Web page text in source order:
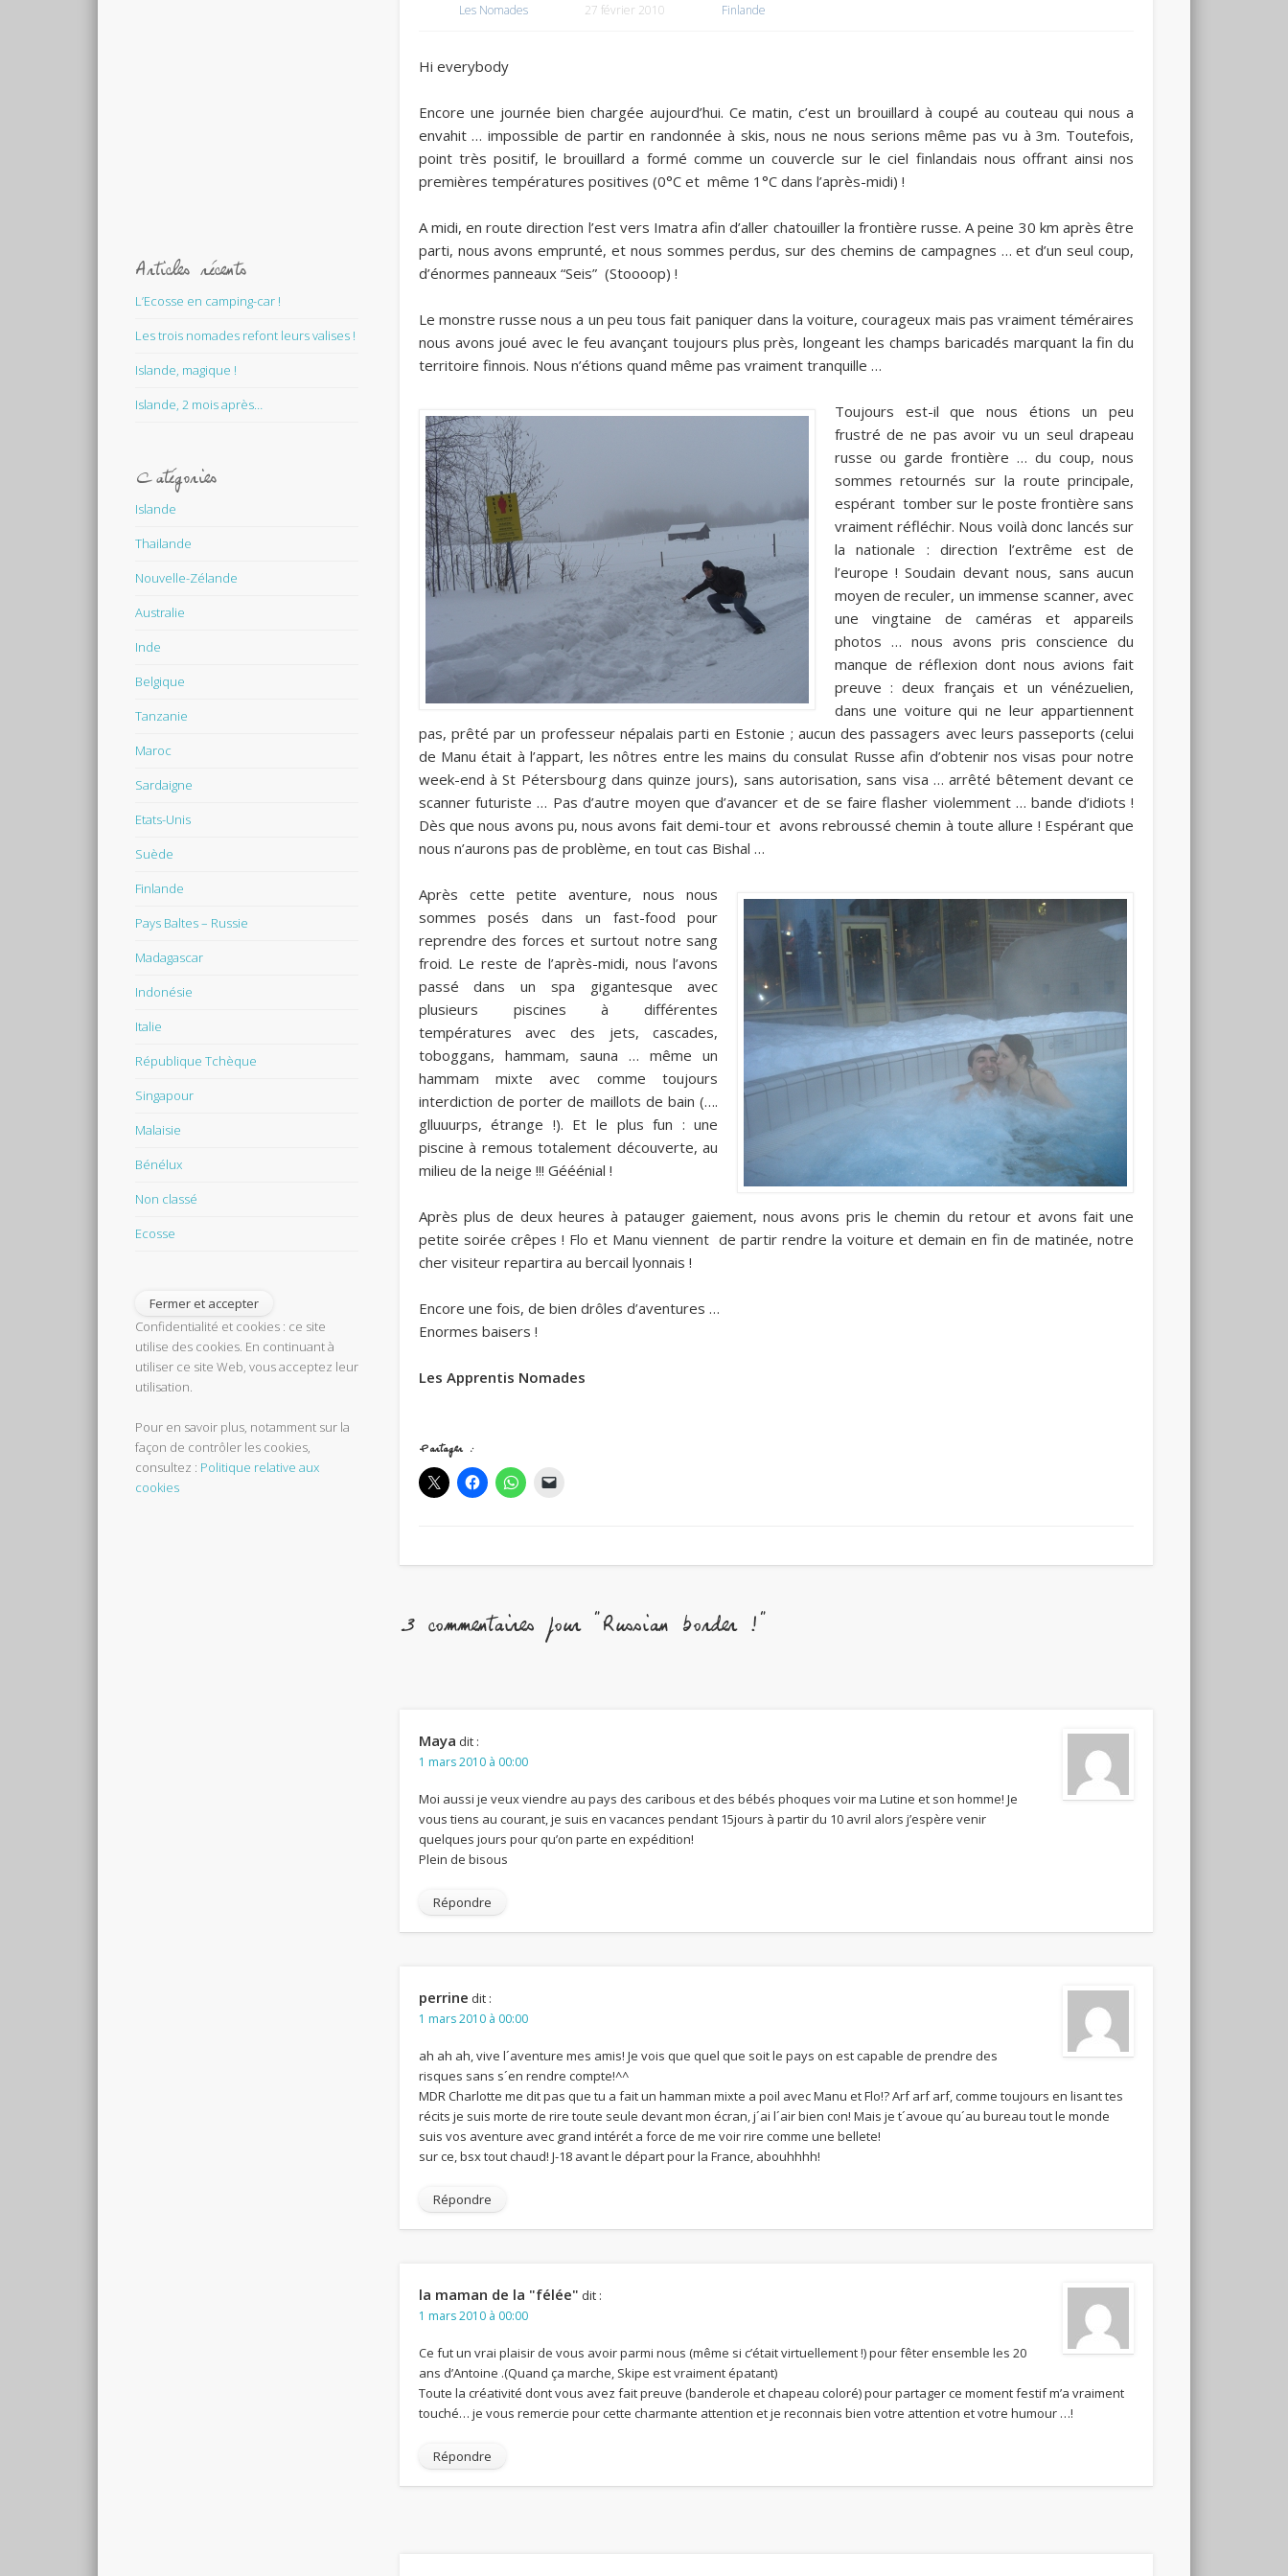
Les Nomades 27 février 2010 Finlande
Hi everybody
Encore une journée bien chargée aujourd’hui. Ce matin, c’est un brouillard à coupé au couteau qui nous a
envahit … impossible de partir en randonnée à skis, nous ne nous serions même pas vu à 3m. Toutefois,
point très positif, le brouillard a formé comme un couvercle sur le ciel finlandais nous offrant ainsi nos
premières températures positives (0°C et même 1°C dans l’après-midi) !
A midi, en route direction l’est vers Imatra afin d’aller chatouiller la frontière russe. A peine 30 km après être
parti, nous avons emprunté, et nous sommes perdus, sur des chemins de campagnes … et d’un seul coup,
d’énormes panneaux “Seis” (Stoooop) !
Le monstre russe nous a un peu tous fait paniquer dans la voiture, courageux mais pas vraiment téméraires
nous avons joué avec le feu avançant toujours plus près, longeant les champs baricadés marquant la fin du
territoire finnois. Nous n’étions quand même pas vraiment tranquille …
Toujours est-il que nous étions un peu
frustré de ne pas avoir vu un seul drapeau
russe ou garde frontière … du coup, nous
sommes retournés sur la route principale,
espérant tomber sur le poste frontière sans
vraiment réfléchir. Nous voilà donc lancés sur
la nationale : direction l’extrême est de
l’europe ! Soudain devant nous, sans aucun
moyen de reculer, un immense scanner, avec
une vingtaine de caméras et appareils
photos … nous avons pris conscience du
manque de réflexion dont nous avions fait
preuve : deux français et un vénézuelien,
dans une voiture qui ne leur appartiennent
pas, prêté par un professeur népalais parti en Estonie ; aucun des passagers avec leurs passeports (celui
de Manu était à l’appart, les nôtres entre les mains du consulat Russe afin d’obtenir nos visas pour notre
week-end à St Pétersbourg dans quinze jours), sans autorisation, sans visa … arrêté bêtement devant ce
scanner futuriste … Pas d’autre moyen que d’avancer et de se faire flasher violemment … bande d’idiots !
Dès que nous avons pu, nous avons fait demi-tour et avons rebroussé chemin à toute allure ! Espérant que
nous n’aurons pas de problème, en tout cas Bishal …
Après cette petite aventure, nous nous
sommes posés dans un fast-food pour
reprendre des forces et surtout notre sang
froid. Le reste de l’après-midi, nous l’avons
passé dans un spa gigantesque avec
plusieurs piscines à différentes
températures avec des jets, cascades,
toboggans, hammam, sauna … même un
hammam mixte avec comme toujours
interdiction de porter de maillots de bain (….
glluuurps, étrange !). Et le plus fun : une
piscine à remous totalement découverte, au
milieu de la neige !!! Gééénial !
Après plus de deux heures à patauger gaiement, nous avons pris le chemin du retour et avons fait une
petite soirée crêpes ! Flo et Manu viennent de partir rendre la voiture et demain en fin de matinée, notre
cher visiteur repartira au bercail lyonnais !
Encore une fois, de bien drôles d’aventures …
Enormes baisers !
Les Apprentis Nomades
Partager :
3 commentaires pour "Russian border !"
Maya dit :
1 mars 2010 à 00:00
Moi aussi je veux viendre au pays des caribous et des bébés phoques voir ma Lutine et son homme! Je
vous tiens au courant, je suis en vacances pendant 15jours à partir du 10 avril alors j’espère venir
quelques jours pour qu’on parte en expédition!
Plein de bisous
Répondre
perrine dit :
1 mars 2010 à 00:00
ah ah ah, vive l´aventure mes amis! Je vois que quel que soit le pays on est capable de prendre des
risques sans s´en rendre compte!^^
MDR Charlotte me dit pas que tu a fait un hamman mixte a poil avec Manu et Flo!? Arf arf arf, comme toujours en lisant tes
récits je suis morte de rire toute seule devant mon écran, j´ai l´air bien con! Mais je t´avoue qu´au bureau tout le monde
suis vos aventure avec grand intérét a force de me voir rire comme une bellete!
sur ce, bsx tout chaud! J-18 avant le départ pour la France, abouhhhh!
Répondre
la maman de la "félée" dit :
1 mars 2010 à 00:00
Ce fut un vrai plaisir de vous avoir parmi nous (même si c’était virtuellement !) pour fêter ensemble les 20
ans d’Antoine .(Quand ça marche, Skipe est vraiment épatant)
Toute la créativité dont vous avez fait preuve (banderole et chapeau coloré) pour partager ce moment festif m’a vraiment
touché… je vous remercie pour cette charmante attention et je reconnais bien votre attention et votre humour …!
Répondre
Articles récents
L’Ecosse en camping-car !
Les trois nomades refont leurs valises !
Islande, magique !
Islande, 2 mois après…
Catégories
Islande
Thailande
Nouvelle-Zélande
Australie
Inde
Belgique
Tanzanie
Maroc
Sardaigne
Etats-Unis
Suède
Finlande
Pays Baltes – Russie
Madagascar
Indonésie
Italie
République Tchèque
Singapour
Malaisie
Bénélux
Non classé
Ecosse
Confidentialité et cookies : ce site
utilise des cookies. En continuant à
utiliser ce site Web, vous acceptez leur
utilisation.
Pour en savoir plus, notamment sur la
façon de contrôler les cookies,
consultez : Politique relative aux
cookies